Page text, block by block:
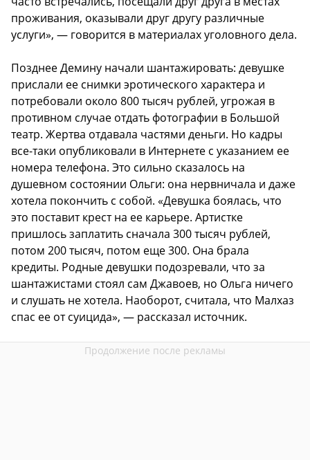
проживания, оказывали друг другу различные
услуги», — говорится в материалах уголовного дела.
Позднее Демину начали шантажировать: девушке
прислали ее снимки эротического характера и
потребовали около 800 тысяч рублей, угрожая в
противном случае отдать фотографии в Большой
театр. Жертва отдавала частями деньги. Но кадры
все-таки опубликовали в Интернете с указанием ее
номера телефона. Это сильно сказалось на
душевном состоянии Ольги: она нервничала и даже
хотела покончить с собой. «Девушка боялась, что
это поставит крест на ее карьере. Артистке
пришлось заплатить сначала 300 тысяч рублей,
потом 200 тысяч, потом еще 300. Она брала
кредиты. Родные девушки подозревали, что за
шантажистами стоял сам Джавоев, но Ольга ничего
и слушать не хотела. Наоборот, считала, что Малхаз
спас ее от суицида», — рассказал источник.